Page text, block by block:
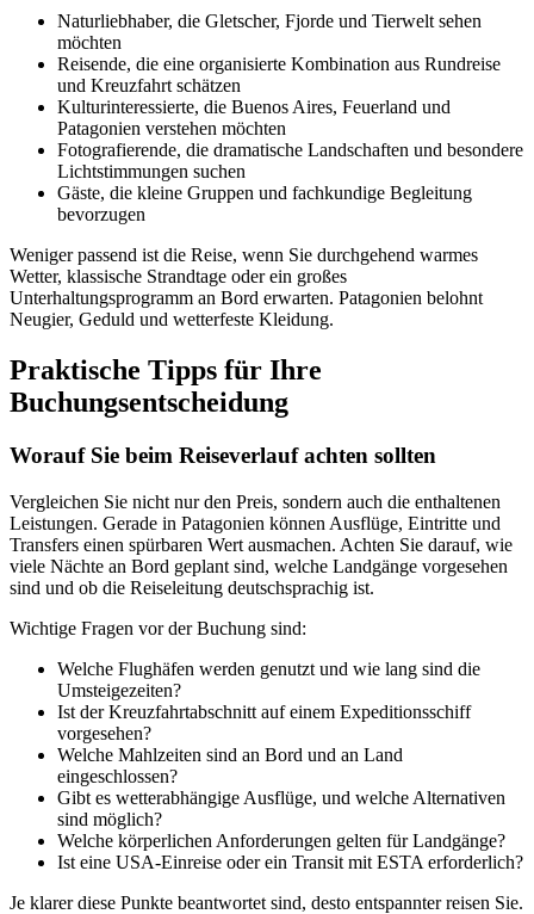
Naturliebhaber, die Gletscher, Fjorde und Tierwelt sehen
möchten
Reisende, die eine organisierte Kombination aus Rundreise
und Kreuzfahrt schätzen
Kulturinteressierte, die Buenos Aires, Feuerland und
Patagonien verstehen möchten
Fotografierende, die dramatische Landschaften und besondere
Lichtstimmungen suchen
Gäste, die kleine Gruppen und fachkundige Begleitung
bevorzugen
Weniger passend ist die Reise, wenn Sie durchgehend warmes
Wetter, klassische Strandtage oder ein großes
Unterhaltungsprogramm an Bord erwarten. Patagonien belohnt
Neugier, Geduld und wetterfeste Kleidung.
Praktische Tipps für Ihre
Buchungsentscheidung
Worauf Sie beim Reiseverlauf achten sollten
Vergleichen Sie nicht nur den Preis, sondern auch die enthaltenen
Leistungen. Gerade in Patagonien können Ausflüge, Eintritte und
Transfers einen spürbaren Wert ausmachen. Achten Sie darauf, wie
viele Nächte an Bord geplant sind, welche Landgänge vorgesehen
sind und ob die Reiseleitung deutschsprachig ist.
Wichtige Fragen vor der Buchung sind:
Welche Flughäfen werden genutzt und wie lang sind die
Umsteigezeiten?
Ist der Kreuzfahrtabschnitt auf einem Expeditionsschiff
vorgesehen?
Welche Mahlzeiten sind an Bord und an Land
eingeschlossen?
Gibt es wetterabhängige Ausflüge, und welche Alternativen
sind möglich?
Welche körperlichen Anforderungen gelten für Landgänge?
Ist eine USA-Einreise oder ein Transit mit ESTA erforderlich?
Je klarer diese Punkte beantwortet sind, desto entspannter reisen Sie.